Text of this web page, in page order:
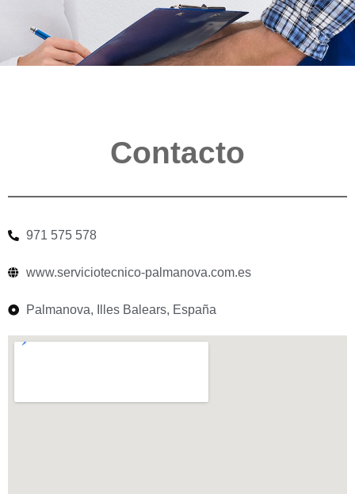
Contacto
971 575 578
www.serviciotecnico-palmanova.com.es
Palmanova, Illes Balears, España